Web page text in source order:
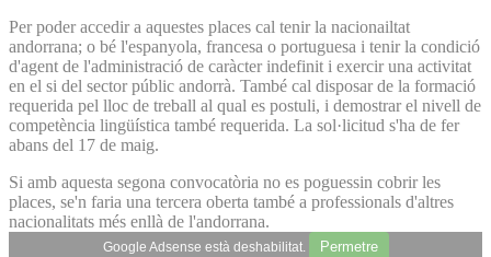
Per poder accedir a aquestes places cal tenir la nacionailtat
andorrana; o bé l'espanyola, francesa o portuguesa i tenir la condició
d'agent de l'administració de caràcter indefinit i exercir una activitat
en el si del sector públic andorrà. També cal disposar de la formació
requerida pel lloc de treball al qual es postuli, i demostrar el nivell de
competència lingüística també requerida. La sol·licitud s'ha de fer
abans del 17 de maig.
Si amb aquesta segona convocatòria no es poguessin cobrir les
places, se'n faria una tercera oberta també a professionals d'altres
nacionalitats més enllà de l'andorrana.
Google Adsense està deshabilitat. Permetre